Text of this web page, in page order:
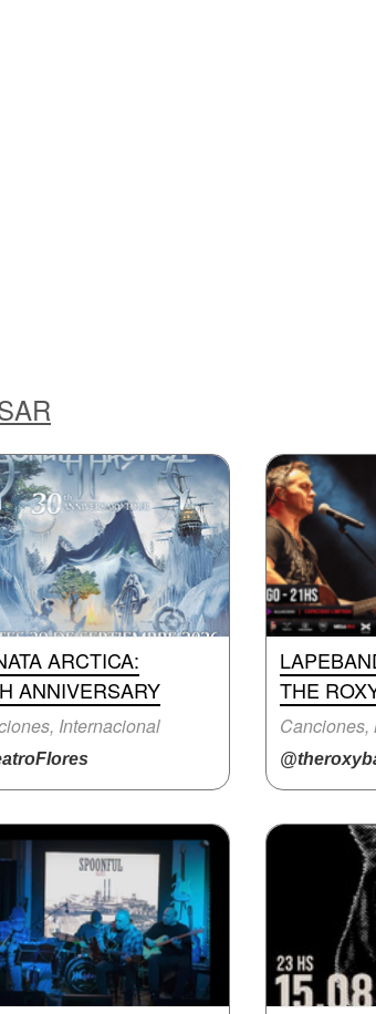
ARCTICA:
ANNIVERSARY
Internacional
THE
Canciones,